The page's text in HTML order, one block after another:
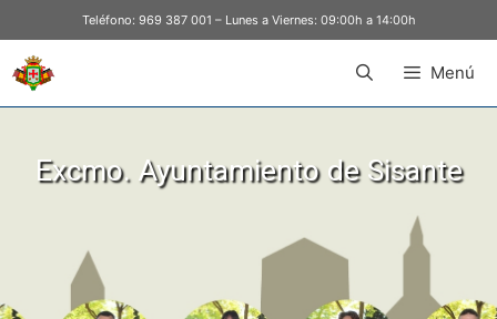
Teléfono: 969 387 001 – Lunes a Viernes: 09:00h a 14:00h
Menú
Excmo. Ayuntamiento de Sisante